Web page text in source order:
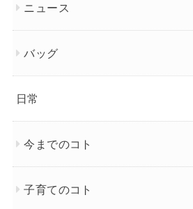
ニュース
バッグ
日常
今までのコト
子育てのコト